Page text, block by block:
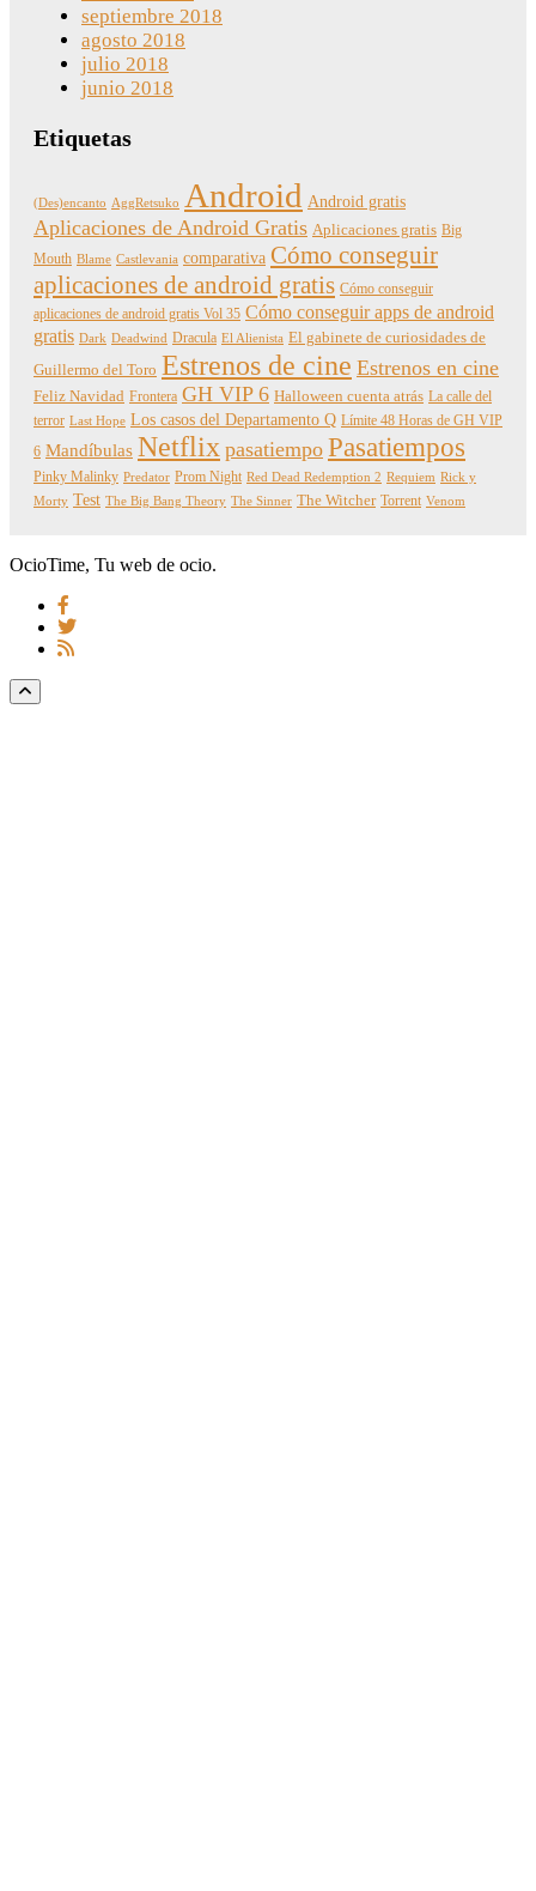
septiembre 2018
agosto 2018
julio 2018
junio 2018
Etiquetas
(Des)encanto AggRetsuko Android Android gratis
Aplicaciones de Android Gratis Aplicaciones gratis Big
Mouth Blame Castlevania comparativa Cómo conseguir
aplicaciones de android gratis Cómo conseguir
aplicaciones de android gratis Vol 35 Cómo conseguir apps de android
gratis Dark Deadwind Dracula El Alienista El gabinete de curiosidades de
Guillermo del Toro Estrenos de cine Estrenos en cine
Feliz Navidad Frontera GH VIP 6 Halloween cuenta atrás La calle del
terror Last Hope Los casos del Departamento Q Límite 48 Horas de GH VIP
6 Mandíbulas Netflix pasatiempo Pasatiempos
Pinky Malinky Predator Prom Night Red Dead Redemption 2 Requiem Rick y
Morty Test The Big Bang Theory The Sinner The Witcher Torrent Venom
OcioTime, Tu web de ocio.